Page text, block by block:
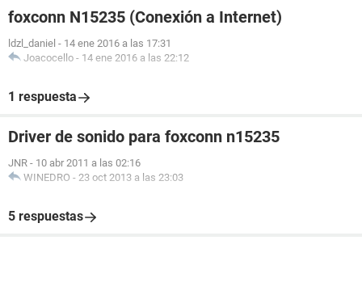
foxconn N15235 (Conexión a Internet)
ldzl_daniel - 14 ene 2016 a las 17:31
Joacocello - 14 ene 2016 a las 22:12
1 respuesta
Driver de sonido para foxconn n15235
JNR - 10 abr 2011 a las 02:16
WINEDRO - 23 oct 2013 a las 23:03
5 respuestas